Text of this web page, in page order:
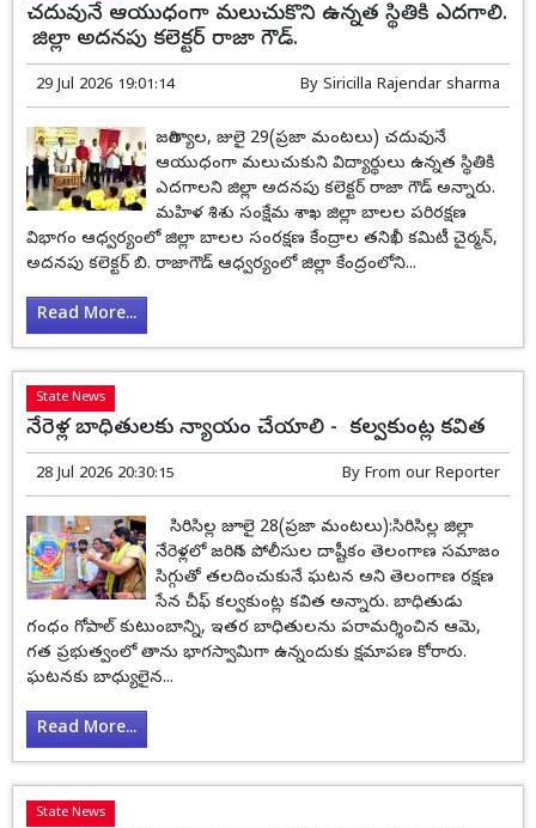
చదువునే ఆయుధంగా మలుచుకొని ఉన్నత స్థితికి ఎదగాలి.
జిల్లా అదనపు కలెక్టర్ రాజా గౌడ్.
29 Jul 2026 19:01:14 By Siricilla Rajendar sharma
జగిత్యాల, జులై 29(ప్రజా మంటలు) చదువునే
ఆయుధంగా మలుచుకుని విద్యార్థులు ఉన్నత స్థితికి
ఎదగాలని జిల్లా అదనపు కలెక్టర్ రాజా గౌడ్ అన్నారు.
మహిళ శిశు సంక్షేమ శాఖ జిల్లా బాలల పరిరక్షణ
విభాగం ఆధ్వర్యంలో జిల్లా బాలల సంరక్షణ కేంద్రాల తనిఖీ కమిటీ చైర్మన్,
అదనపు కలెక్టర్ బి. రాజాగౌడ్ ఆధ్వర్యంలో జిల్లా కేంద్రంలోని...
Read More...
State News
నేరెళ్ల బాధితులకు న్యాయం చేయాలి - కల్వకుంట్ల కవిత
28 Jul 2026 20:30:15 By From our Reporter
సిరిసిల్ల జూలై 28(ప్రజా మంటలు):సిరిసిల్ల జిల్లా
నేరెళ్లలో జరిగిన పోలీసుల దాష్టీకం తెలంగాణ సమాజం
సిగ్గుతో తలదించుకునే ఘటన అని తెలంగాణ రక్షణ
సేన చీఫ్ కల్వకుంట్ల కవిత అన్నారు. బాధితుడు
గంధం గోపాల్ కుటుంబాన్ని, ఇతర బాధితులను పరామర్శించిన ఆమె,
గత ప్రభుత్వంలో తాను భాగస్వామిగా ఉన్నందుకు క్షమాపణ కోరారు.
ఘటనకు బాధ్యులైన...
Read More...
State News